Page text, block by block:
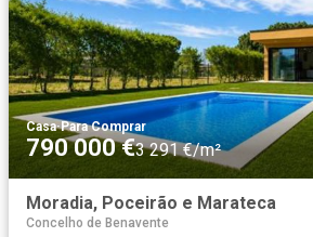
Casa·Para Comprar
790 000 €3 291 €/m²
Moradia, Poceirão e Marateca
Concelho de Benavente